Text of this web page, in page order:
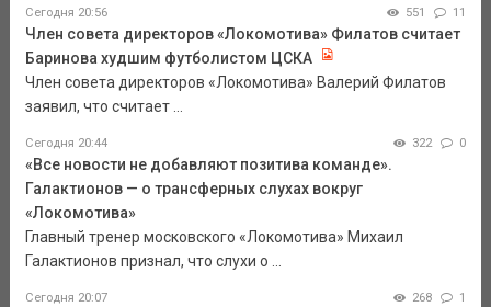
Сегодня 20:56 551 11
Член совета директоров «Локомотива» Филатов считает
Баринова худшим футболистом ЦСКА
Член совета директоров «Локомотива» Валерий Филатов
заявил, что считает ...
Сегодня 20:44 322 0
«Все новости не добавляют позитива команде».
Галактионов — о трансферных слухах вокруг
«Локомотива»
Главный тренер московского «Локомотива» Михаил
Галактионов признал, что слухи о ...
Сегодня 20:07 268 1